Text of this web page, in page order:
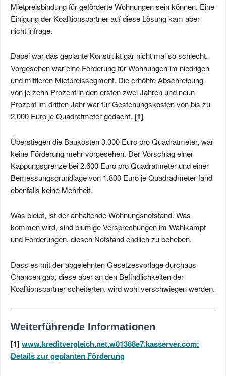
Mietpreisbindung für geförderte Wohnungen sein können. Eine
Einigung der Koalitionspartner auf diese Lösung kam aber
nicht infrage.
Dabei war das geplante Konstrukt gar nicht mal so schlecht.
Vorgesehen war eine Förderung für Wohnungen im niedrigen
und mittleren Mietpreissegment. Die erhöhte Abschreibung
von je zehn Prozent in den ersten zwei Jahren und neun
Prozent im dritten Jahr war für Gestehungskosten von bis zu
2.000 Euro je Quadratmeter gedacht. [1]
Überstiegen die Baukosten 3.000 Euro pro Quadratmeter, war
keine Förderung mehr vorgesehen. Der Vorschlag einer
Kappungsgrenze bei 2.600 Euro pro Quadratmeter und einer
Bemessungsgrundlage von 1.800 Euro je Quadradmeter fand
ebenfalls keine Mehrheit.
Was bleibt, ist der anhaltende Wohnungsnotstand. Was
kommen wird, sind blumige Versprechungen im Wahlkampf
und Forderungen, diesen Notstand endlich zu beheben.
Dass es mit der abgelehnten Gesetzesvorlage durchaus
Chancen gab, diese aber an den Befindlichkeiten der
Koalitionspartner scheiterten, wird wohl verschwiegen werden.
Weiterführende Informationen
[1] www.kreditvergleich.net.w01368e7.kasserver.com:
Details zur geplanten Förderung